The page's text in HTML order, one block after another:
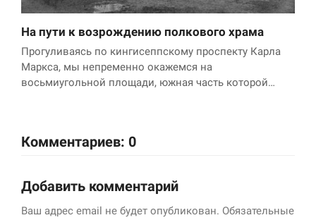
На пути к возрождению полкового храма
Прогуливаясь по кингисеппскому проспекту Карла
Маркса, мы непременно окажемся на
восьмиугольной площади, южная часть которой…
Комментариев: 0
Добавить комментарий
Ваш адрес email не будет опубликован. Обязательные